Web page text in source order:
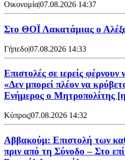
Οικονομία|07.08.2026 14:37
Στο ΘΟΪ Λακατάμιας ο
Γήπεδο|07.08.2026 14:33
Επιστολές σε ιερείς
«Δεν μπορεί πλέον να
Ενήμερος ο Μητροπολίτης
Κύπρος|07.08.2026 14:32
Αββακούμ: Επιστολή των
πριν από τη Σύνοδο – Στο